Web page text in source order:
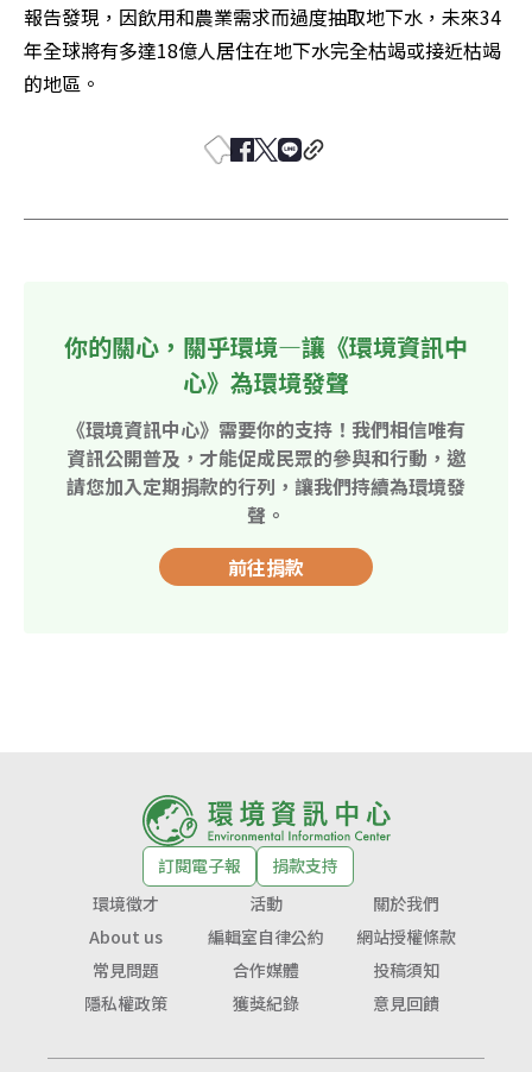
報告發現，因飲用和農業需求而過度抽取地下水，未來34
年全球將有多達18億人居住在地下水完全枯竭或接近枯竭
的地區。
你的關心，關乎環境—讓《環境資訊中
心》為環境發聲
《環境資訊中心》需要你的支持！我們相信唯有
資訊公開普及，才能促成民眾的參與和行動，邀
請您加入定期捐款的行列，讓我們持續為環境發
聲。
前往捐款
訂閱電子報
捐款支持
環境徵才
活動
關於我們
About us
編輯室自律公約
網站授權條款
常見問題
合作媒體
投稿須知
隱私權政策
獲獎紀錄 意見回饋